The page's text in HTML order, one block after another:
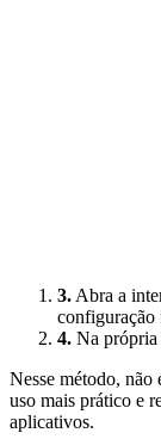
3. Abra a
configuração
4. Na própria
Nesse método, não
uso mais prático e
aplicativos.